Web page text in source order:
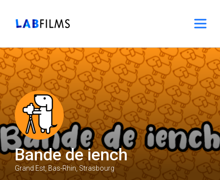
Bande de iench
Grand Est, Bas-Rhin, Strasbourg